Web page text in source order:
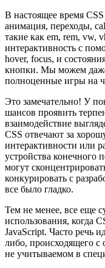
В настоящее время
анимация, переходы,
такие как em, rem, vw,
интерактивность с
hover, focus, и
кнопки. Мы можем
полноценные игры на
Это замечательно! У
шансов проявить
взаимодействие
CSS отвечают за
интерактивности или
устройства конечного
могут
конкурировать с
все было гладко.
Тем не менее, все еще
использования, когда
JavaScript. Часто речь
либо, происходящего с
не учитываемом в